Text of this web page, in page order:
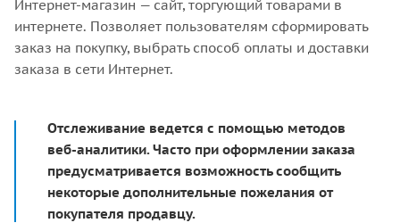
Интернет-магазин — сайт, торгующий товарами в
интернете. Позволяет пользователям сформировать
заказ на покупку, выбрать способ оплаты и доставки
заказа в сети Интернет.
Отслеживание ведется с помощью методов
веб-аналитики. Часто при оформлении заказа
предусматривается возможность сообщить
некоторые дополнительные пожелания от
покупателя продавцу.